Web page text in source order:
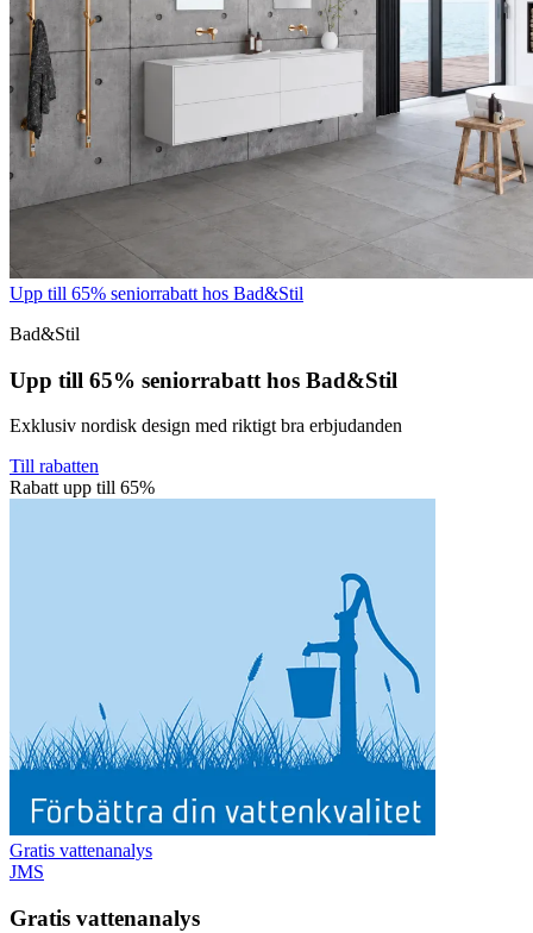
Upp till 65% seniorrabatt hos Bad&Stil
Bad&Stil
Upp till 65% seniorrabatt hos Bad&Stil
Exklusiv nordisk design med riktigt bra erbjudanden
Till rabatten
Rabatt upp till 65%
Gratis vattenanalys
JMS
Gratis vattenanalys